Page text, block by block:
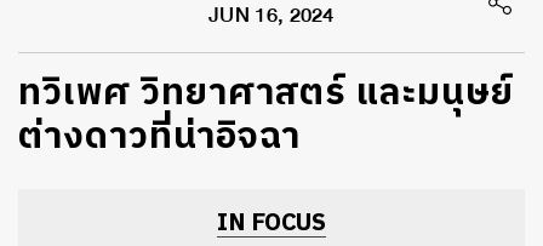
JUN 16, 2024
ทวิเพศ วิทยาศาสตร์ และมนุษย์
ต่างดาวที่น่าอิจฉา
IN FOCUS